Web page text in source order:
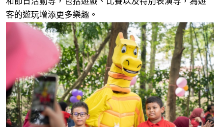
客的遊玩增添更多樂趣。